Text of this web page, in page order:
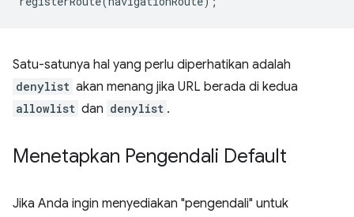
Satu-satunya hal yang perlu diperhatikan adalah
denylist akan menang jika URL berada di kedua
allowlist dan denylist .
Menetapkan Pengendali Default
Jika Anda ingin menyediakan "pengendali" untuk